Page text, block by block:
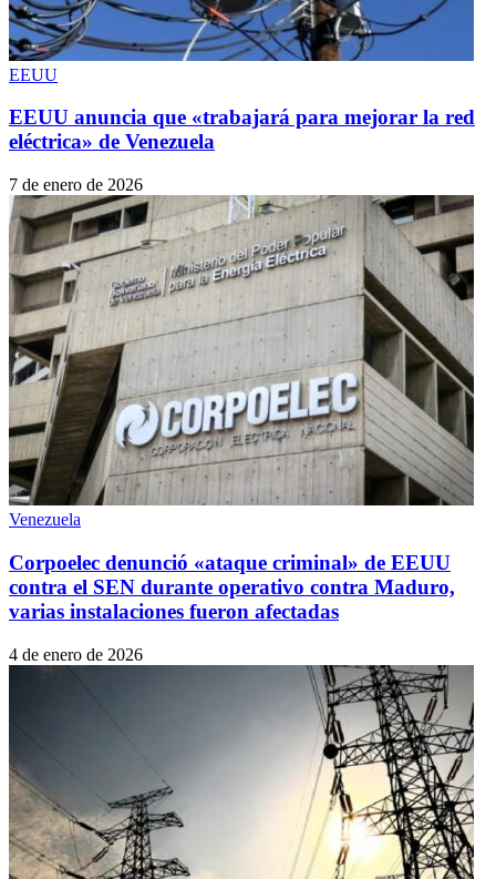
EEUU
EEUU anuncia que «trabajará para mejorar la red
eléctrica» de Venezuela
7 de enero de 2026
Venezuela
Corpoelec denunció «ataque criminal» de EEUU
contra el SEN durante operativo contra Maduro,
varias instalaciones fueron afectadas
4 de enero de 2026